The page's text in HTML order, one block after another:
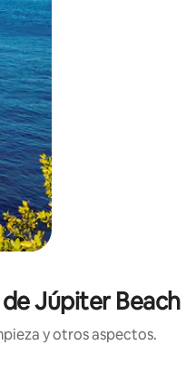
Júpiter Beach
y otros aspectos.